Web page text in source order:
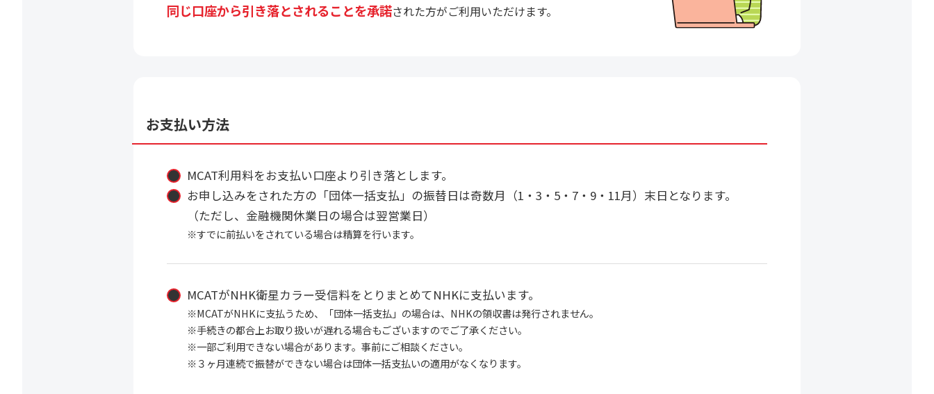
同じ口座から引き落とされることを承諾された方がご利用いただけます。
お支払い方法
MCAT利用料をお支払い口座より引き落とします。
お申し込みをされた方の「団体一括支払」の振替日は奇数月（1・3・5・7・9・11月）末日となります。
（ただし、金融機関休業日の場合は翌営業日）
※すでに前払いをされている場合は精算を行います。
MCATがNHK衛星カラー受信料をとりまとめてNHKに支払います。
※MCATがNHKに支払うため、「団体一括支払」の場合は、NHKの領収書は発行されません。
※手続きの都合上お取り扱いが遅れる場合もございますのでご了承ください。
※一部ご利用できない場合があります。事前にご相談ください。
※３ヶ月連続で振替ができない場合は団体一括支払いの適用がなくなります。